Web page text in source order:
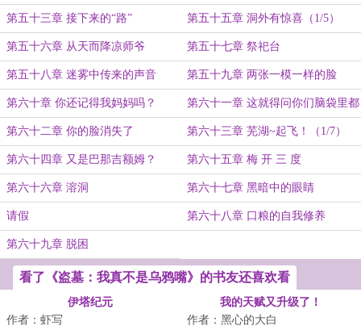
呢？
第五十三章 接下来的“路” 第五十五章 洞外有惊喜（1/5）
第五十六章 从天而降凉师爷 第五十七章 祭祀台
第五十八章 迷雾中传来的声音
（1/7）
第五十九章 两张一模一样的脸
（2/7）
第六十章 你还记得我妈妈吗？ 第六十一章 这就得问你们脑袋里都
想什么奇怪的东西了
第六十二章 你的脸消失了 第六十三章 芜湖~起飞！（1/7）
第六十四章 又是巴那吉额姆？ 第六十五章 梅 开 三 度
第六十六章 溶洞 第六十七章 黑暗中的眼睛
请假 第六十八章 口粮的自我修养
第六十九章 脱困
看了《盗墓：我真不是乌鸦嘴》的书友还喜欢看
伊塔纪元
作者：虾写
我的天赋又升级了！
作者：黑心的大白